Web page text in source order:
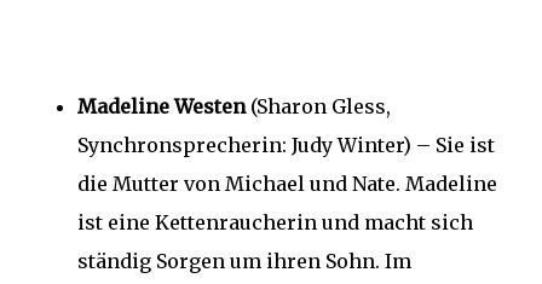
Madeline Westen(Sharon Gless,
Synchronsprecherin: Judy Winter) – Sie ist
die Mutter von Michael und Nate. Madeline
ist eine Kettenraucherin und macht sich
ständig Sorgen um ihren Sohn. Im